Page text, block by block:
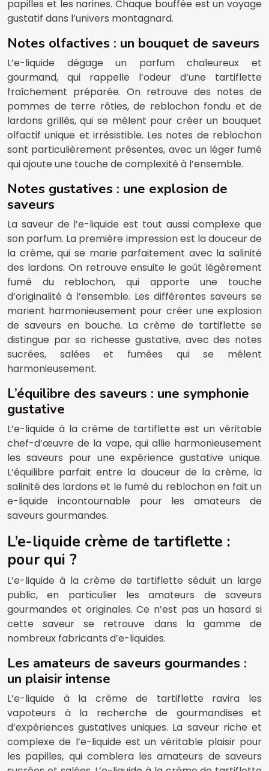
papilles et les narines. Chaque bouffée est un voyage
gustatif dans l’univers montagnard.
Notes olfactives : un bouquet de saveurs
L’e-liquide dégage un parfum chaleureux et
gourmand, qui rappelle l’odeur d’une tartiflette
fraîchement préparée. On retrouve des notes de
pommes de terre rôties, de reblochon fondu et de
lardons grillés, qui se mêlent pour créer un bouquet
olfactif unique et irrésistible. Les notes de reblochon
sont particulièrement présentes, avec un léger fumé
qui ajoute une touche de complexité à l’ensemble.
Notes gustatives : une explosion de
saveurs
La saveur de l’e-liquide est tout aussi complexe que
son parfum. La première impression est la douceur de
la crème, qui se marie parfaitement avec la salinité
des lardons. On retrouve ensuite le goût légèrement
fumé du reblochon, qui apporte une touche
d’originalité à l’ensemble. Les différentes saveurs se
marient harmonieusement pour créer une explosion
de saveurs en bouche. La crème de tartiflette se
distingue par sa richesse gustative, avec des notes
sucrées, salées et fumées qui se mêlent
harmonieusement.
L’équilibre des saveurs : une symphonie
gustative
L’e-liquide à la crème de tartiflette est un véritable
chef-d’œuvre de la vape, qui allie harmonieusement
les saveurs pour une expérience gustative unique.
L’équilibre parfait entre la douceur de la crème, la
salinité des lardons et le fumé du reblochon en fait un
e-liquide incontournable pour les amateurs de
saveurs gourmandes.
L’e-liquide crème de tartiflette :
pour qui ?
L’e-liquide à la crème de tartiflette séduit un large
public, en particulier les amateurs de saveurs
gourmandes et originales. Ce n’est pas un hasard si
cette saveur se retrouve dans la gamme de
nombreux fabricants d’e-liquides.
Les amateurs de saveurs gourmandes :
un plaisir intense
L’e-liquide à la crème de tartiflette ravira les
vapoteurs à la recherche de gourmandises et
d’expériences gustatives uniques. La saveur riche et
complexe de l’e-liquide est un véritable plaisir pour
les papilles, qui comblera les amateurs de saveurs